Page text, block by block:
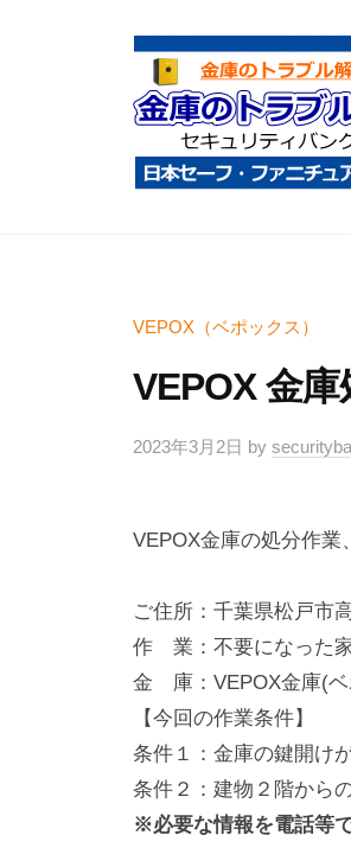
ト
ラ
ブ
ル
1
番
・
分
修
理
等
の
専
門
店
VEPOX（ベポックス）
VEPOX 金
2023年3月2日 by
VEPOX金庫の処分作業
ご住所：千葉県松戸市
作 業：不要になった
金 庫：VEPOX金庫(
【今回の作業条件】
条件１：金庫の鍵開け
条件２：建物２階から
※必要な情報を電話等
庫
の
ト
ラ
ブ
ル
番